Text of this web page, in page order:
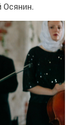
Осянин.